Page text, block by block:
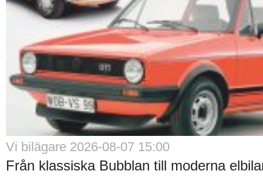
Vi bilägare 2026-08-07 15:00
Från klassiska Bubblan till moderna